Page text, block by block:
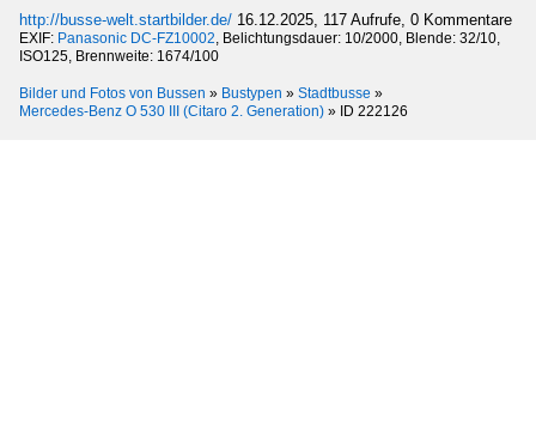
http://busse-welt.startbilder.de/ 16.12.2025, 117 Aufrufe, 0 Kommentare
EXIF: Panasonic DC-FZ10002, Belichtungsdauer: 10/2000, Blende: 32/10,
ISO125, Brennweite: 1674/100
Bilder und Fotos von Bussen » Bustypen » Stadtbusse »
Mercedes-Benz O 530 III (Citaro 2. Generation) » ID 222126